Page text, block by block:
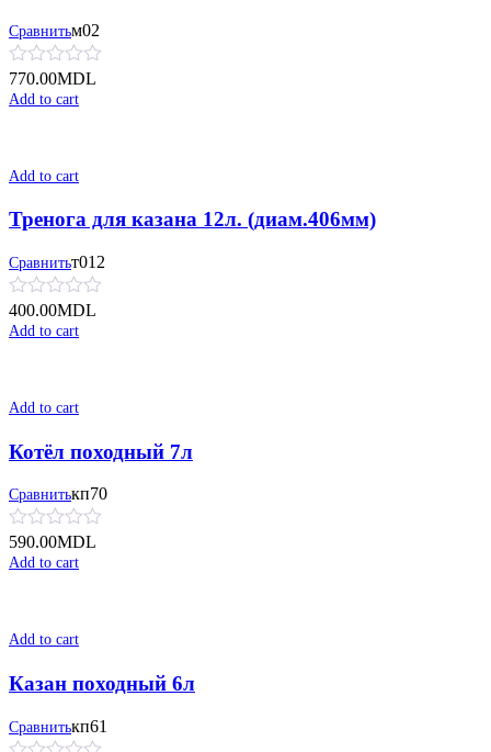
Сравнитьм02
770.00MDL
Add to cart
Add to cart
Тренога для казана 12л. (диам.406мм)
Сравнитьт012
400.00MDL
Add to cart
Add to cart
Котёл походный 7л
Сравнитькп70
590.00MDL
Add to cart
Add to cart
Казан походный 6л
Сравнитькп61